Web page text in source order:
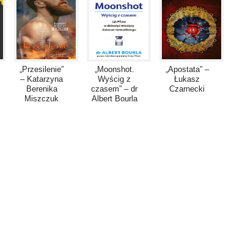
„Przesilenie”
– Katarzyna
Berenika
Miszczuk
„Moonshot.
Wyścig z
czasem” – dr
Albert Bourla
„Apostata” –
Łukasz
Czarnecki